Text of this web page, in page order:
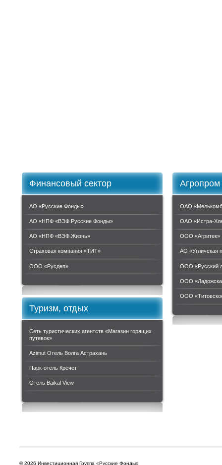
Финансовый сектор
АО «Русские Фонды»
АО «НПФ «ВЭФ.Русские Фонды»
АО «НПФ «ВЭФ.Жизнь»
Страховая компания «ТИТ»
ООО «Руcдеп»
Агропром
ОАО
ОАО «Истра-
ООО «Агритек»
АО «Угличская
ООО «Русский
ООО
ООО
Туризм, отдых
Сеть туристических агентств «Магазин горящих
путевок»
Azimut Отель Волга Астрахань
Парк-отель Кречет
Отель Baikal View
© 2026 Инвестиционная Группа «Русские Фонды»